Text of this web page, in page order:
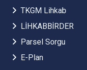
TKGM Lihkab
LİHKABBİRDER
Parsel Sorgu
E-Plan